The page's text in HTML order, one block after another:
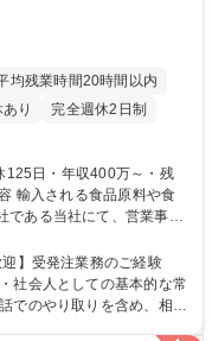
均残業時間20時間以内
り
完全週休2日制
である当社にて、営業事務
話対応などの業務をお任
サポートをお願いします。
輩社員OJTと共に業務を
】受発注業務のご経験
社会人としての基本的な常
でのやり取りを含め、相手